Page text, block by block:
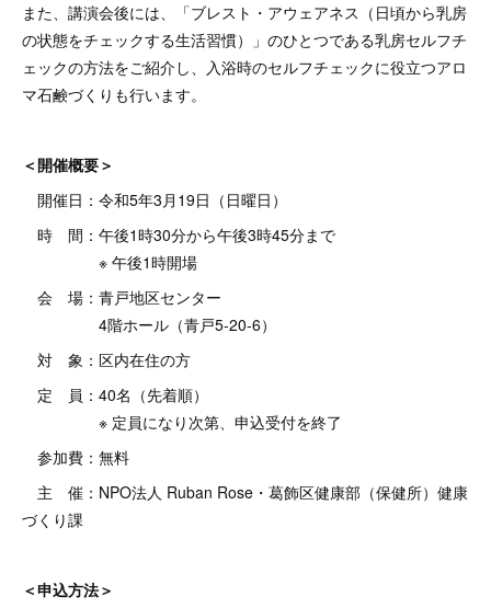
​また、講演会後には、「ブレスト・アウェアネス（日頃から乳房
の状態をチェックする生活習慣）」のひとつである乳房セルフチ
ェックの方法をご紹介し、入浴時のセルフチェックに役立つアロ
マ石鹸づくりも行います。
＜開催概要＞
開催日：令和5年3月19日（日曜日）
時 間：午後1時30分から午後3時45分まで
※ 午後1時開場
会 場：青戸地区センター
4階ホール（青戸5-20-6）
対 象：区内在住の方
定 員：40名（先着順）
※ 定員になり次第、申込受付を終了
参加費：無料
主 催：NPO法人 Ruban Rose・葛飾区健康部（保健所）健康
づくり課
＜申込方法＞